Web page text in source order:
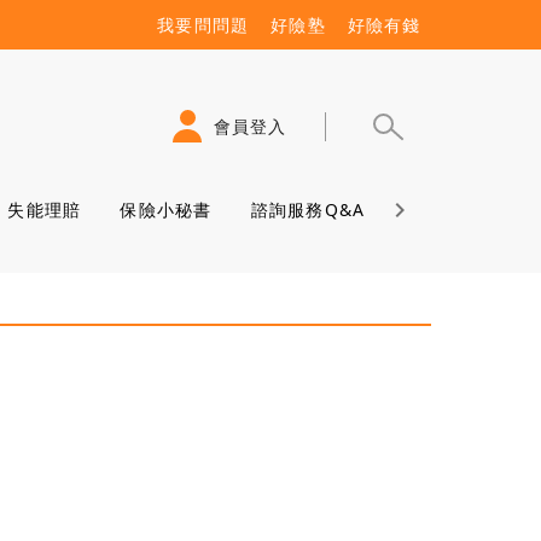
我要問問題 好險塾 好險有錢
會員登入
失能理賠 保險小秘書 諮詢服務Q&A 保險學堂